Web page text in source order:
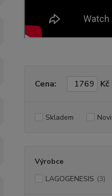
Cena: Kč
Skladem
Výrobce
LAGOGENESIS (3)